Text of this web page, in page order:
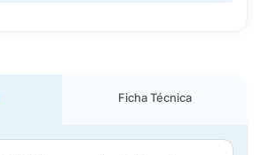
Ficha Técnica